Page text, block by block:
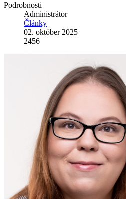
Podrobnosti
Administrátor
Články
02. október 2025
2456